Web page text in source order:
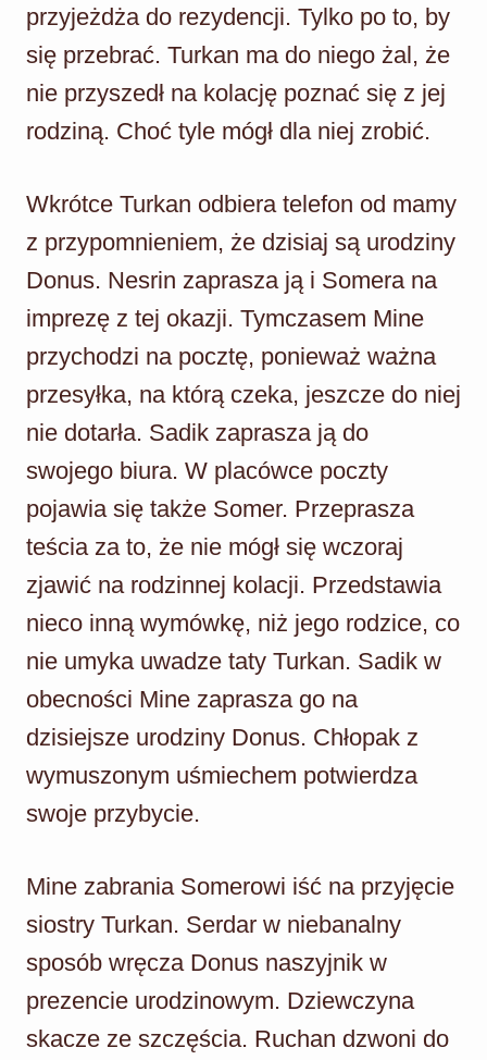
przyjeżdża do rezydencji. Tylko po to, by
się przebrać. Turkan ma do niego żal, że
nie przyszedł na kolację poznać się z jej
rodziną. Choć tyle mógł dla niej zrobić.
Wkrótce Turkan odbiera telefon od mamy
z przypomnieniem, że dzisiaj są urodziny
Donus. Nesrin zaprasza ją i Somera na
imprezę z tej okazji. Tymczasem Mine
przychodzi na pocztę, ponieważ ważna
przesyłka, na którą czeka, jeszcze do niej
nie dotarła. Sadik zaprasza ją do
swojego biura. W placówce poczty
pojawia się także Somer. Przeprasza
teścia za to, że nie mógł się wczoraj
zjawić na rodzinnej kolacji. Przedstawia
nieco inną wymówkę, niż jego rodzice, co
nie umyka uwadze taty Turkan. Sadik w
obecności Mine zaprasza go na
dzisiejsze urodziny Donus. Chłopak z
wymuszonym uśmiechem potwierdza
swoje przybycie.
Mine zabrania Somerowi iść na przyjęcie
siostry Turkan. Serdar w niebanalny
sposób wręcza Donus naszyjnik w
prezencie urodzinowym. Dziewczyna
skacze ze szczęścia. Ruchan dzwoni do